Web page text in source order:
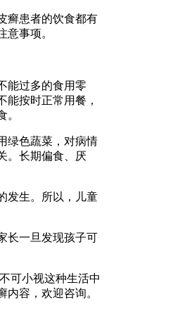
癣患者的饮食都有
事项。
能过多的食用零
按时正常用餐，
绿色蔬菜，对病情
。长期偏食、厌
发生。所以，儿童
长一旦发现孩子可
可小视这种生活中
容，欢迎咨询。